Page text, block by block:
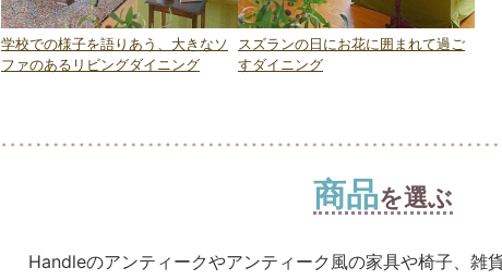
学校での様子を語りあう、大きなソ
ファのあるリビングダイニング
スズランの日にお花に囲まれて過ご
すダイニング
商品を選ぶ
Handleのアンティークやアンティーク風の家具や椅子、雑